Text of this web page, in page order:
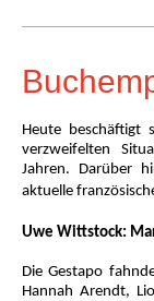
Heute beschäftigt
verzweifelten
Jahren. Darüber
aktuelle
Uwe Wittstock:
Die Gestapo
Hannah Arendt,